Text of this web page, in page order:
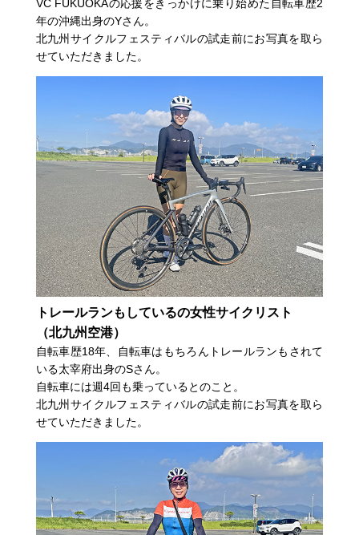
VC FUKUOKAの応援をきっかけに乗り始めた自転車歴2
年の沖縄出身のYさん。
北九州サイクルフェスティバルの試走前にお写真を取ら
せていただきました。
トレールランもしているの女性サイクリスト
（北九州空港）
自転車歴18年、自転車はもちろんトレールランもされて
いる太宰府出身のSさん。
自転車には週4回も乗っているとのこと。
北九州サイクルフェスティバルの試走前にお写真を取ら
せていただきました。